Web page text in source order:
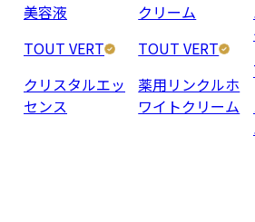
美容液
TOUT VERT
クリスタルエッ
センス
クリーム
TOUT VERT
薬用リンクルホ
ワイトクリーム